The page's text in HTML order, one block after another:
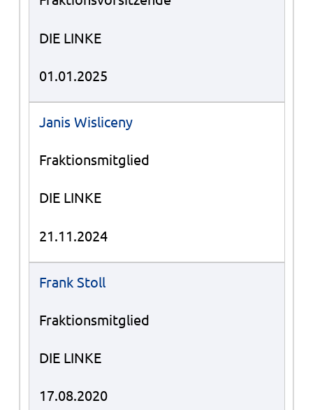
DIE LINKE
01.01.2025
Janis Wisliceny
Fraktionsmitglied
DIE LINKE
21.11.2024
Frank Stoll
Fraktionsmitglied
DIE LINKE
17.08.2020